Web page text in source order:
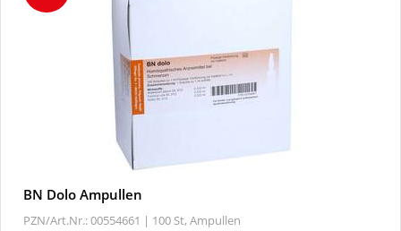
BN Dolo Ampullen
PZN/Art.Nr.: 00554661 | 100 St, Ampullen